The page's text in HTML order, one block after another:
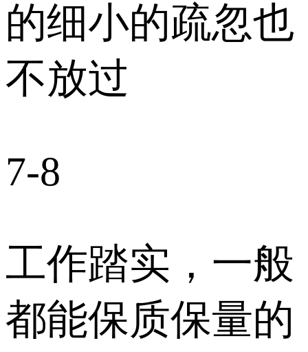
的细小的疏忽也
不放过
7-8
工作踏实，一般
都能保质保量的